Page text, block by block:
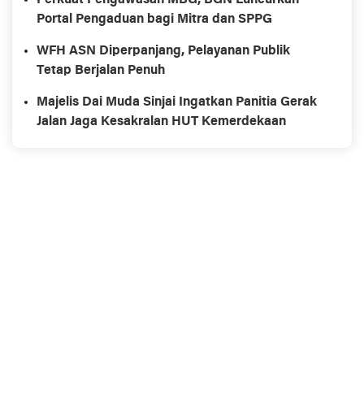
Portal Pengaduan bagi Mitra dan SPPG
WFH ASN Diperpanjang, Pelayanan Publik
Tetap Berjalan Penuh
Majelis Dai Muda Sinjai Ingatkan Panitia Gerak
Jalan Jaga Kesakralan HUT Kemerdekaan